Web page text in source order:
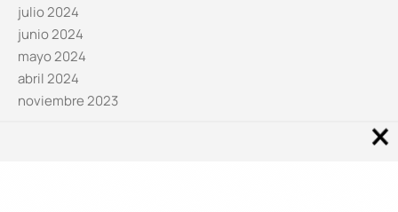
julio 2024
junio 2024
mayo 2024
abril 2024
noviembre 2023